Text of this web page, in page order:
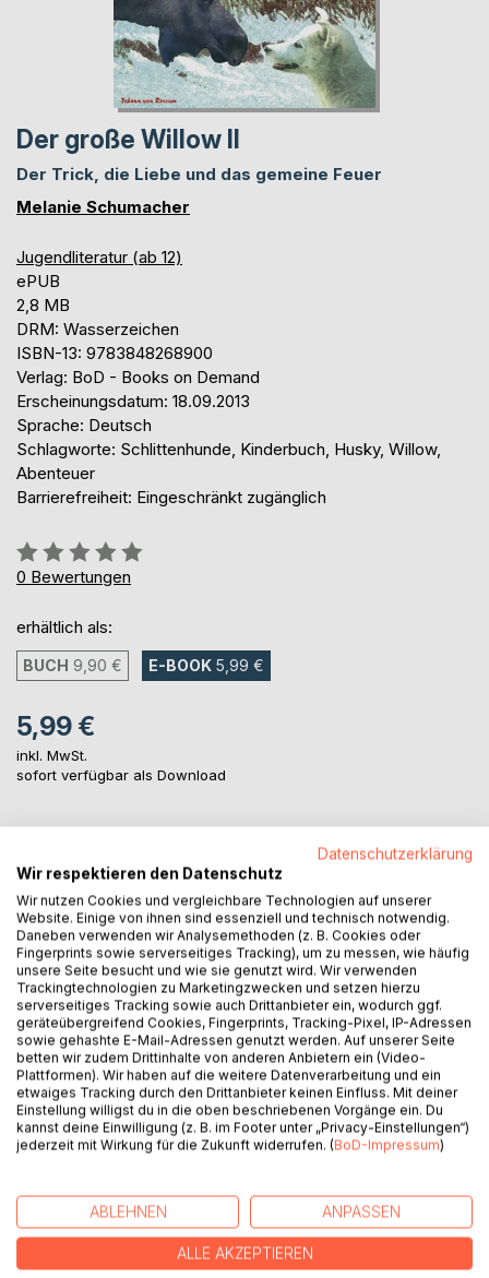
Der große Willow II
Der Trick, die Liebe und das gemeine Feuer
Melanie Schumacher
Jugendliteratur (ab 12)
ePUB
2,8 MB
DRM: Wasserzeichen
ISBN-13: 9783848268900
Verlag: BoD - Books on Demand
Erscheinungsdatum: 18.09.2013
Sprache: Deutsch
Schlagworte: Schlittenhunde, Kinderbuch, Husky, Willow,
Abenteuer
Barrierefreiheit: Eingeschränkt zugänglich
Bewertung::
0%
0 Bewertungen
erhältlich als:
BUCH 9,90 € E-BOOK 5,99 €
5,99 €
inkl. MwSt.
sofort verfügbar als Download
Auf die Merkliste
Titel bewerten
BESCHREIBUNG
Tierfängern verschleppt, stürzt sich dennoch in eine
waghalsige Rettungsaktion, die Herz und Verstand verlangt.
Auch mit Olli wird er fertig, den alle anderen Schlittenhunde
Datenschutzerklärung
Wir respektieren den Datenschutz
Wir nutzen Cookies und vergleichbare Technologien auf unserer
Website. Einige von ihnen sind essenziell und technisch notwendig.
Daneben verwenden wir Analysemethoden (z. B. Cookies oder
Fingerprints sowie serverseitiges Tracking), um zu messen, wie häufig
unsere Seite besucht und wie sie genutzt wird. Wir verwenden
Trackingtechnologien zu Marketingzwecken und setzen hierzu
serverseitiges Tracking sowie auch Drittanbieter ein, wodurch ggf.
geräteübergreifend Cookies, Fingerprints, Tracking-Pixel, IP-Adressen
sowie gehashte E-Mail-Adressen genutzt werden. Auf unserer Seite
betten wir zudem Drittinhalte von anderen Anbietern ein (Video-
Plattformen). Wir haben auf die weitere Datenverarbeitung und ein
etwaiges Tracking durch den Drittanbieter keinen Einfluss. Mit deiner
Einstellung willigst du in die oben beschriebenen Vorgänge ein. Du
kannst deine Einwilligung (z. B. im Footer unter „Privacy-Einstellungen“)
jederzeit mit Wirkung für die Zukunft widerrufen. (BoD-Impressum)
ABLEHNEN ANPASSEN
ALLE AKZEPTIEREN